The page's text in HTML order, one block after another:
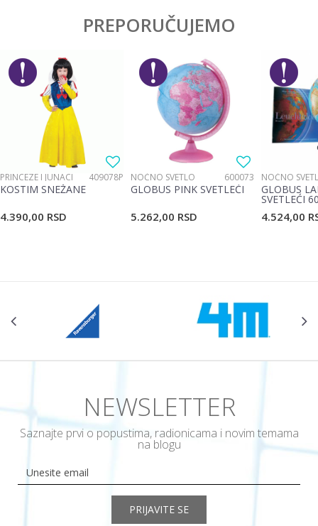
PREPORUČUJEMO
PRINCEZE I JUNACI 409078P
KOSTIM SNEŽANE
4.390,00 RSD
NOĆNO SVETLO 600073
GLOBUS PINK SVETLEĆI
5.262,00 RSD
NOĆNO
GLOBUS
SVETLEĆI
4.524,00
NEWSLETTER
Saznajte prvi o popustima, radionicama i novim temama
na blogu
PRIJAVITE SE